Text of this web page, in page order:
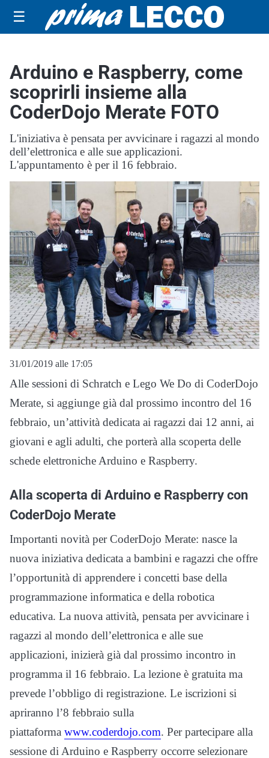
☰
Arduino e Raspberry, come
scoprirli insieme alla
CoderDojo Merate FOTO
L'iniziativa è pensata per avvicinare i ragazzi al mondo
dell’elettronica e alle sue applicazioni.
L'appuntamento è per il 16 febbraio.
31/01/2019 alle 17:05
Alle sessioni di Schratch e Lego We Do di CoderDojo
Merate, si aggiunge già dal prossimo incontro del 16
febbraio, un’attività dedicata ai ragazzi dai 12 anni, ai
giovani e agli adulti, che porterà alla scoperta delle
schede elettroniche Arduino e Raspberry.
Alla scoperta di Arduino e Raspberry con
CoderDojo Merate
Importanti novità per CoderDojo Merate: nasce la
nuova iniziativa dedicata a bambini e ragazzi che offre
l’opportunità di apprendere i concetti base della
programmazione informatica e della robotica
educativa. La nuova attività, pensata per avvicinare i
ragazzi al mondo dell’elettronica e alle sue
applicazioni, inizierà già dal prossimo incontro in
programma il 16 febbraio. La lezione è gratuita ma
prevede l’obbligo di registrazione. Le iscrizioni si
apriranno l’8 febbraio sulla
piattaforma www.coderdojo.com. Per partecipare alla
sessione di Arduino e Raspberry occorre selezionare